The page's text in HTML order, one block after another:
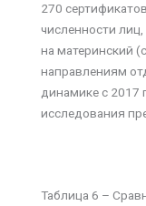
270
численности
на материнский
направлениям
динамике с 2017
исследования
Таблица 6 –